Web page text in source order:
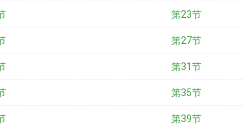
第23节
第27节
第31节
第35节
第39节